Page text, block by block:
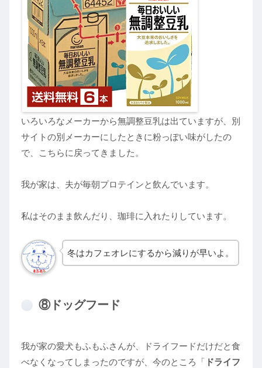
いろいろなメーカーから無調整豆乳は出ていますが、別
サイトの別メーカーにしたときに粉っぽい味がしたの
で、こちらに戻ってきました。
我が家は、夫が毎朝プロテインと飲んでいます。
私はそのまま飲んだり、珈琲に入れたりしています。
冬はカフェオレにするから減りが早いよ。
⑧ドッグフード
我が家の愛犬もふもふさんが、ドライフードだけだと食
べなくなってしまったのですが、今のところ「
ドライフ